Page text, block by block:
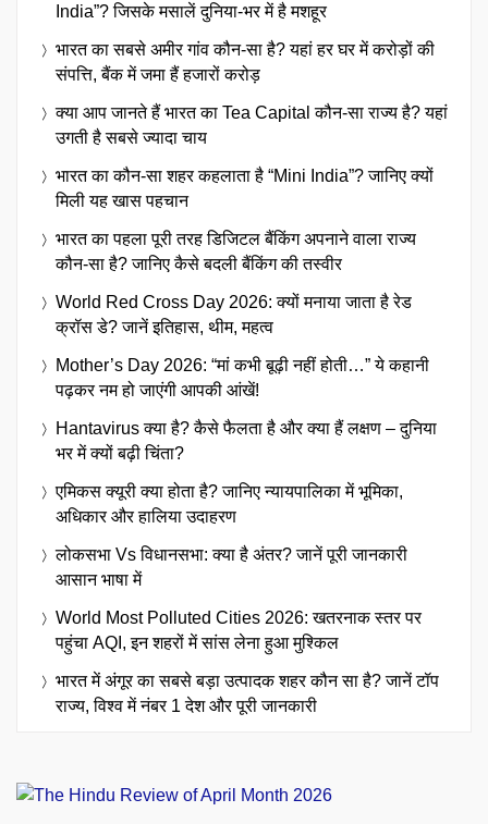
India”? जिसके मसालें दुनिया-भर में है मशहूर
भारत का सबसे अमीर गांव कौन-सा है? यहां हर घर में करोड़ों की
संपत्ति, बैंक में जमा हैं हजारों करोड़
क्या आप जानते हैं भारत का Tea Capital कौन-सा राज्य है? यहां
उगती है सबसे ज्यादा चाय
भारत का कौन-सा शहर कहलाता है “Mini India”? जानिए क्यों
मिली यह खास पहचान
भारत का पहला पूरी तरह डिजिटल बैंकिंग अपनाने वाला राज्य
कौन-सा है? जानिए कैसे बदली बैंकिंग की तस्वीर
World Red Cross Day 2026: क्यों मनाया जाता है रेड
क्रॉस डे? जानें इतिहास, थीम, महत्व
Mother’s Day 2026: “मां कभी बूढ़ी नहीं होती…” ये कहानी
पढ़कर नम हो जाएंगी आपकी आंखें!
Hantavirus क्या है? कैसे फैलता है और क्या हैं लक्षण – दुनिया
भर में क्यों बढ़ी चिंता?
एमिकस क्यूरी क्या होता है? जानिए न्यायपालिका में भूमिका,
अधिकार और हालिया उदाहरण
लोकसभा Vs विधानसभा: क्या है अंतर? जानें पूरी जानकारी
आसान भाषा में
World Most Polluted Cities 2026: खतरनाक स्तर पर
पहुंचा AQI, इन शहरों में सांस लेना हुआ मुश्किल
भारत में अंगूर का सबसे बड़ा उत्पादक शहर कौन सा है? जानें टॉप
राज्य, विश्व में नंबर 1 देश और पूरी जानकारी